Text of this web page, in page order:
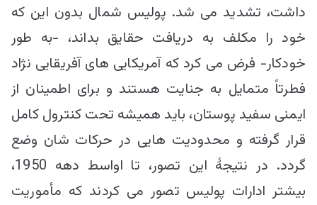
داشت، تشدید می شد. پولیس شمال بدون این که
خود را مکلف به دریافت حقایق بداند، -به طور
خودکار- فرض می کرد که آمریکایی های آفریقایی نژاد
فطرتاً متمایل به جنایت هستند و برای اطمینان از
ایمنی سفید پوستان، باید همیشه تحت کنترول کامل
قرار گرفته و محدودیت هایی در حرکات شان وضع
گردد. در نتیجۀ این تصور، تا اواسط دهه 1950،
بیشتر ادارات پولیس تصور می کردند که مأموریت